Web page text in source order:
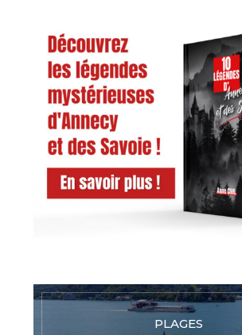
PLAGES